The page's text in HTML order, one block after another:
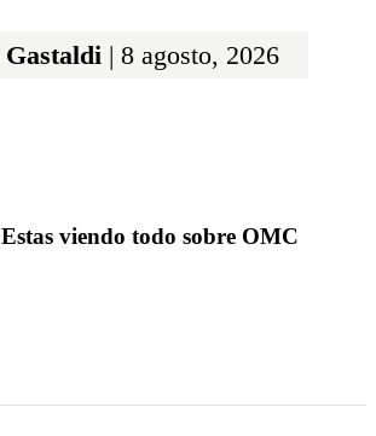
Gastaldi | 8 agosto, 2026
Estas viendo todo sobre OMC